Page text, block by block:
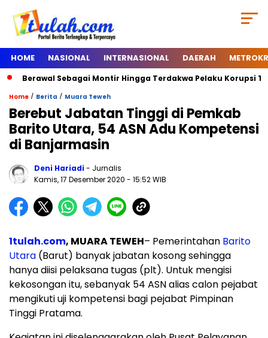
HOME NASIONAL INTERNASIONAL DAERAH
Sebagai Montir Hingga Terdakwa Pelaku Korupsi Timah,
Home / Berita / Muara Teweh
Berebut Jabatan Tinggi di Pemkab
Barito Utara, 54 ASN Adu Kompetensi
di Banjarmasin
Deni Hariadi- Jurnalis
Kamis, 17 Desember 2020 - 15:52 WIB
1tulah.com, MUARA TEWEH– Pemerintahan Barito
Utara (Barut) banyak jabatan kosong sehingga
hanya diisi pelaksana tugas (plt). Untuk mengisi
kekosongan itu, sebanyak 54 ASN alias calon pejabat
mengikuti uji kompetensi bagi pejabat Pimpinan
Tinggi Pratama.